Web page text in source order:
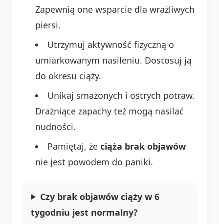
Zapewnią one wsparcie dla wrażliwych
piersi.
Utrzymuj aktywność fizyczną o
umiarkowanym nasileniu. Dostosuj ją
do okresu ciąży.
Unikaj smażonych i ostrych potraw.
Drażniące zapachy też mogą nasilać
nudności.
Pamiętaj, że ciąża brak objawów
nie jest powodem do paniki.
Czy brak objawów ciąży w 6
tygodniu jest normalny?